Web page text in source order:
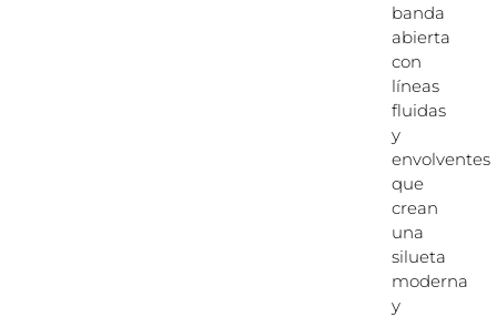
banda
abierta
con
líneas
fluidas
y
envolventes
que
crean
una
silueta
moderna
y